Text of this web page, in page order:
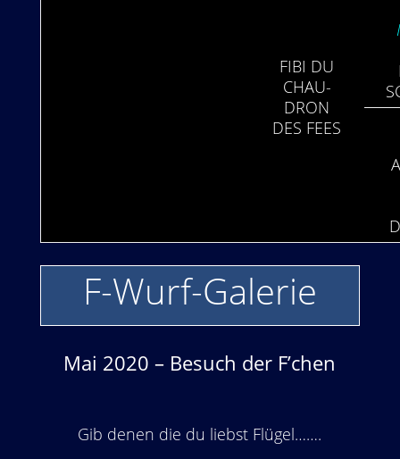
FIBI DU
CHAU­
DRON
DES FEES
F-Wurf-Galerie
Mai 2020 – Besuch der F’chen
Gib denen die du liebst Flügel…….